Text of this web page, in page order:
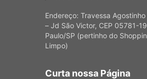
Endereço: Travessa
– Jd São Victor, CEP 05781-
Paulo/SP (pertinho do
Limpo)
Curta nossa Página